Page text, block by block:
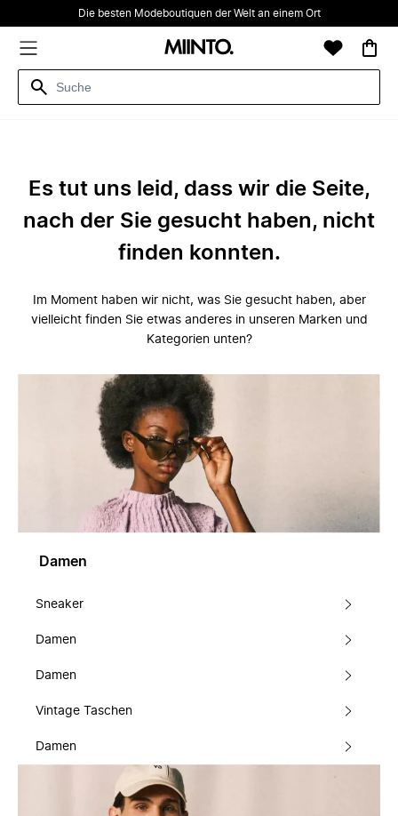
Die besten Modeboutiquen der Welt an einem Ort
Es tut uns leid, dass wir die Seite,
nach der Sie gesucht haben, nicht
finden konnten.
Im Moment haben wir nicht, was Sie gesucht haben, aber
vielleicht finden Sie etwas anderes in unseren Marken und
Kategorien unten?
Damen
Sneaker
Damen
Damen
Vintage Taschen
Damen